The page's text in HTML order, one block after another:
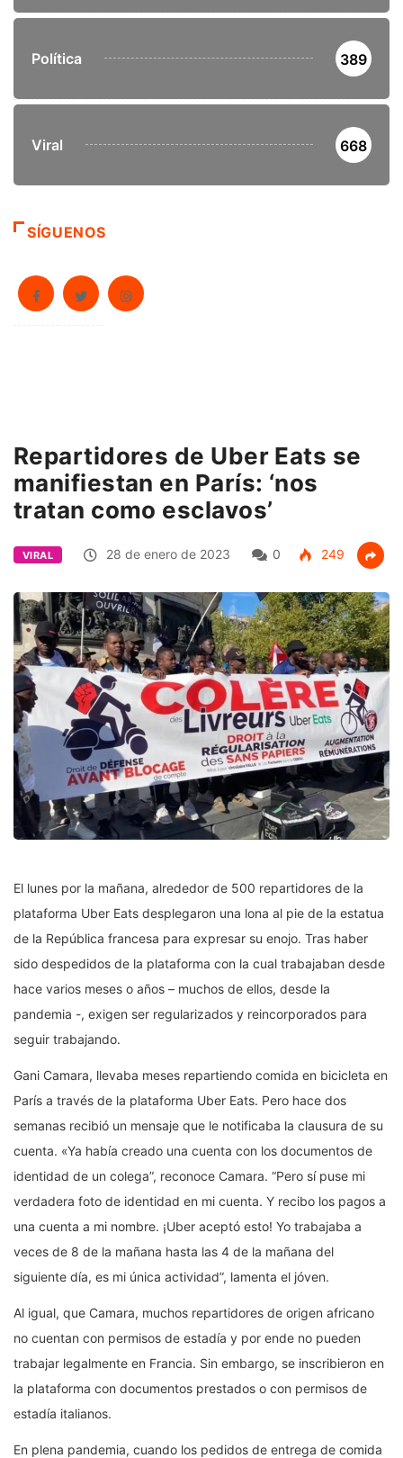
Política 389
Viral 668
SÍGUENOS
Repartidores de Uber Eats se
manifiestan en París: ‘nos
tratan como esclavos’
VIRAL 28 de enero de 2023 0 249
El lunes por la mañana, alrededor de 500 repartidores de la
plataforma Uber Eats desplegaron una lona al pie de la estatua
de la República francesa para expresar su enojo. Tras haber
sido despedidos de la plataforma con la cual trabajaban desde
hace varios meses o años – muchos de ellos, desde la
pandemia -, exigen ser regularizados y reincorporados para
seguir trabajando.
Gani Camara, llevaba meses repartiendo comida en bicicleta en
París a través de la plataforma Uber Eats. Pero hace dos
semanas recibió un mensaje que le notificaba la clausura de su
cuenta. «Ya había creado una cuenta con los documentos de
identidad de un colega”, reconoce Camara. “Pero sí puse mi
verdadera foto de identidad en mi cuenta. Y recibo los pagos a
una cuenta a mi nombre. ¡Uber aceptó esto! Yo trabajaba a
veces de 8 de la mañana hasta las 4 de la mañana del
siguiente día, es mi única actividad”, lamenta el jóven.
Al igual, que Camara, muchos repartidores de origen africano
no cuentan con permisos de estadía y por ende no pueden
trabajar legalmente en Francia. Sin embargo, se inscribieron en
la plataforma con documentos prestados o con permisos de
estadía italianos.
En plena pandemia, cuando los pedidos de entrega de comida